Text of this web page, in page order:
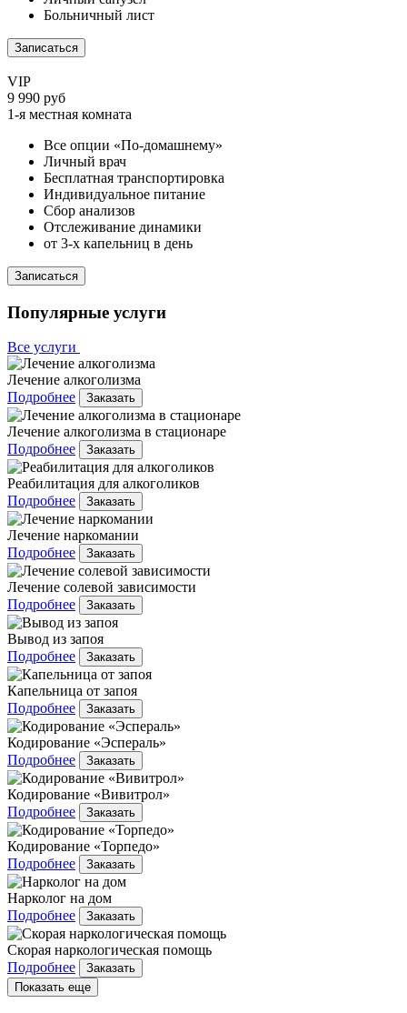
Больничный лист
Записаться
VIP
9 990 руб
1-я местная комната
Все опции «По-домашнему»
Личный врач
Бесплатная транспортировка
Индивидуальное питание
Сбор анализов
Отслеживание динамики
от 3-х капельниц в день
Записаться
Популярные услуги
Все услуги
Лечение алкоголизма
Подробнее
Заказать
Лечение алкоголизма в стационаре
Подробнее
Заказать
Реабилитация для алкоголиков
Подробнее
Заказать
Лечение наркомании
Подробнее
Заказать
Лечение солевой зависимости
Подробнее
Заказать
Вывод из запоя
Подробнее
Заказать
Капельница от запоя
Подробнее
Заказать
Кодирование «Эспераль»
Подробнее
Заказать
Кодирование «Вивитрол»
Подробнее
Заказать
Кодирование «Торпедо»
Подробнее
Заказать
Нарколог на дом
Подробнее
Заказать
Скорая наркологическая помощь
Подробнее
Заказать
Показать еще